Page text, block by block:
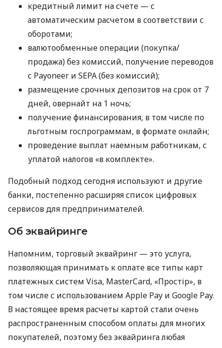
кредитный лимит на счете — с
автоматическим расчетом в соответствии с
оборотами;
валютообменные операции (покупка/
продажа) без комиссий, получение переводов
с Payoneer и SEPA (без комиссий);
размещение срочных депозитов на срок от 7
дней, овернайт на 1 ночь;
получение финансирования, в том числе по
льготным госпрограммам, в формате онлайн;
проведение выплат наемным работникам, с
уплатой налогов «в комплекте».
Подобный подход сегодня используют и другие
банки, постепенно расширяя список цифровых
сервисов для предпринимателей.
Об эквайринге
Напомним, торговый эквайринг — это услуга,
позволяющая принимать к оплате все типы карт
платежных систем Visa, MasterCard, «Простір», в
том числе с использованием Apple Pay и Google Pay.
В настоящее время расчеты картой стали очень
распространенным способом оплаты для многих
покупателей, поэтому без эквайринга любая